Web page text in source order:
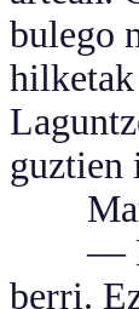
bulego
hilketak
guztien
—
berri.